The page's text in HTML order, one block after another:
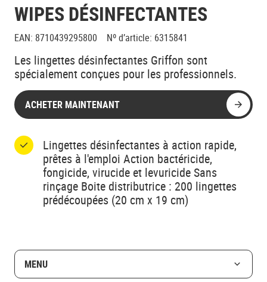
WIPES DÉSINFECTANTES
EAN: 8710439295800 Nº d’article: 6315841
Les lingettes désinfectantes Griffon sont
spécialement conçues pour les professionnels.
ACHETER MAINTENANT
Lingettes désinfectantes à action rapide,
prêtes à l'emploi Action bactéricide,
fongicide, virucide et levuricide Sans
rinçage Boite distributrice : 200 lingettes
prédécoupées (20 cm x 19 cm)
MENU